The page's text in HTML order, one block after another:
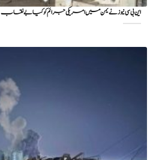
این بی سی نیوز نے یمن میں امریکی جرائم کو کیا بے نقاب